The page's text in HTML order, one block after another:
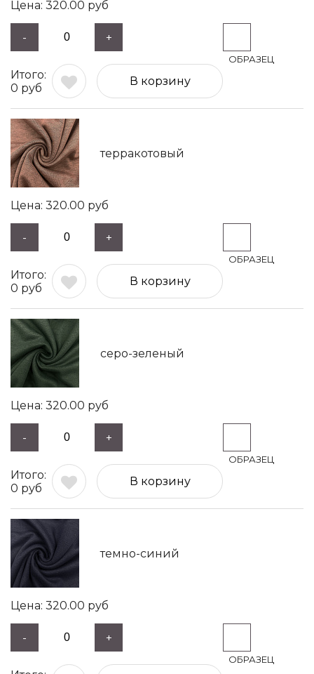
320.00 руб
- +
0 руб
В корзину
терракотовый
320.00 руб
- +
0 руб
В корзину
серо-зеленый
320.00 руб
- +
0 руб
В корзину
темно-синий
320.00 руб
- +